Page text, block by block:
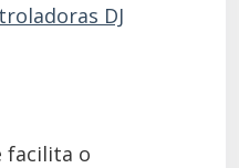
DJ
facilita o